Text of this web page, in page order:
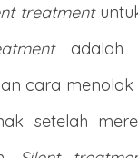
treatment
adalah
cara
setelah